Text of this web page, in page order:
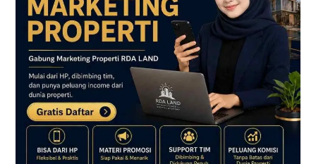
Marketing
Properti
RDA
LAND